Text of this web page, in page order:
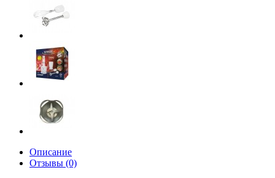
Описание
Отзывы (0)